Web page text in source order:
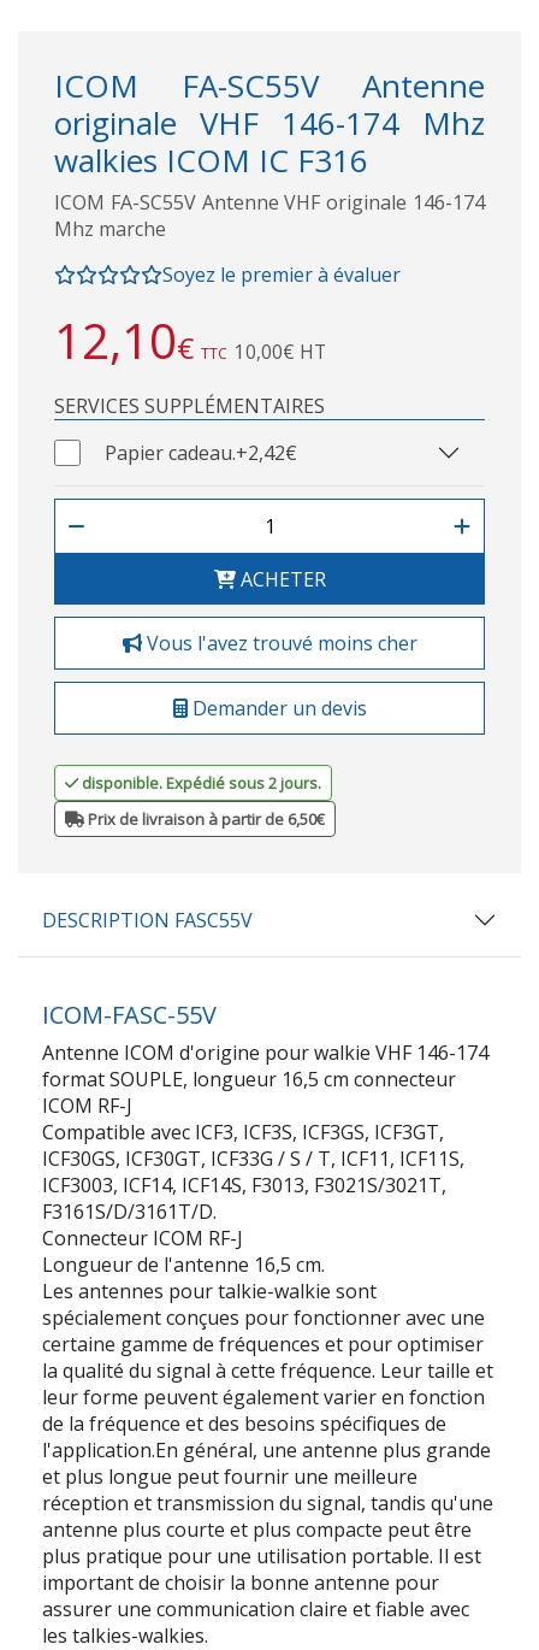
ICOM FA-SC55V Antenne
originale VHF 146-174 Mhz
walkies ICOM IC F316
ICOM FA-SC55V Antenne VHF originale 146-174
Mhz marche
Soyez le premier à évaluer
12,10€ TTC 10,00€ HT
SERVICES SUPPLÉMENTAIRES
Papier cadeau.+2,42€
ACHETER
Vous l'avez trouvé moins cher
Demander un devis
disponible. Expédié sous 2 jours.
Prix de livraison à partir de 6,50€
DESCRIPTION FASC55V
ICOM-FASC-55V
Antenne ICOM d'origine pour walkie VHF 146-174
format SOUPLE, longueur 16,5 cm connecteur
ICOM RF-J
Compatible avec ICF3, ICF3S, ICF3GS, ICF3GT,
ICF30GS, ICF30GT, ICF33G / S / T, ICF11, ICF11S,
ICF3003, ICF14, ICF14S, F3013, F3021S/3021T,
F3161S/D/3161T/D.
Connecteur ICOM RF-J
Longueur de l'antenne 16,5 cm.
Les antennes pour talkie-walkie sont
spécialement conçues pour fonctionner avec une
certaine gamme de fréquences et pour optimiser
la qualité du signal à cette fréquence. Leur taille et
leur forme peuvent également varier en fonction
de la fréquence et des besoins spécifiques de
l'application.En général, une antenne plus grande
et plus longue peut fournir une meilleure
réception et transmission du signal, tandis qu'une
antenne plus courte et plus compacte peut être
plus pratique pour une utilisation portable. Il est
important de choisir la bonne antenne pour
assurer une communication claire et fiable avec
les talkies-walkies.